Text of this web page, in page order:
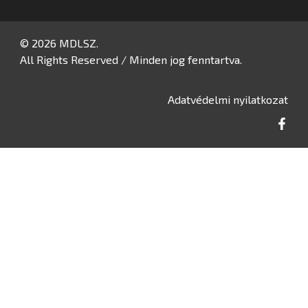
© 2026 MDLSZ.
All Rights Reserved / Minden jog fenntartva.
Adatvédelmi nyilatkozat